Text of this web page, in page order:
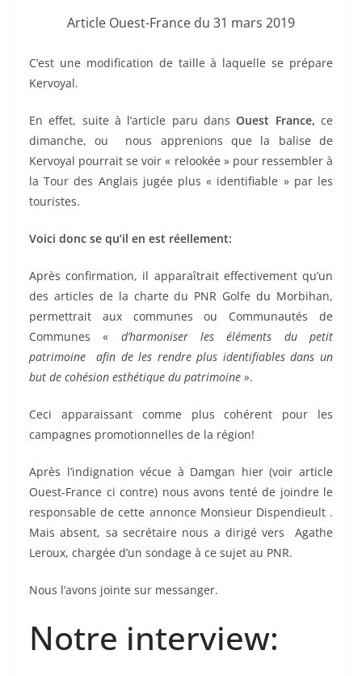
Article Ouest-France du 31 mars 2019
C’est une modification de taille à laquelle se prépare
Kervoyal.
En effet, suite à l’article paru dansOuest France, ce
dimanche, ou nous apprenions que la balise de
Kervoyal pourrait se voir « relookée » pour ressembler à
la Tour des Anglais jugée plus « identifiable » par les
touristes.
Voici donc se qu’il en est réellement:
Après confirmation, il apparaîtrait effectivement qu’un
des articles de la charte du PNR Golfe du Morbihan,
permettrait aux communes ou Communautés de
Communes « d’harmoniser les éléments du petit
patrimoine afin de les rendre plus identifiables dans un
but de cohésion esthétique du patrimoine ».
Ceci apparaissant comme plus cohérent pour les
campagnes promotionnelles de la région!
Après l’indignation vécue à Damgan hier (voir article
Ouest-France ci contre) nous avons tenté de joindre le
responsable de cette annonce Monsieur Dispendieult .
Mais absent, sa secrétaire nous a dirigé vers Agathe
Leroux, chargée d’un sondage à ce sujet au PNR.
Nous l’avons jointe sur messanger.
Notre interview: